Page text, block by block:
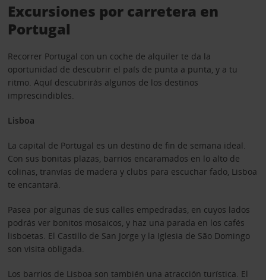
Excursiones por carretera en
Portugal
Recorrer Portugal con un coche de alquiler te da la
oportunidad de descubrir el país de punta a punta, y a tu
ritmo. Aquí descubrirás algunos de los destinos
imprescindibles.
Lisboa
La capital de Portugal es un destino de fin de semana ideal.
Con sus bonitas plazas, barrios encaramados en lo alto de
colinas, tranvías de madera y clubs para escuchar fado, Lisboa
te encantará.
Pasea por algunas de sus calles empedradas, en cuyos lados
podrás ver bonitos mosaicos, y haz una parada en los cafés
lisboetas. El Castillo de San Jorge y la Iglesia de São Domingo
son visita obligada.
Los barrios de Lisboa son también una atracción turística. El